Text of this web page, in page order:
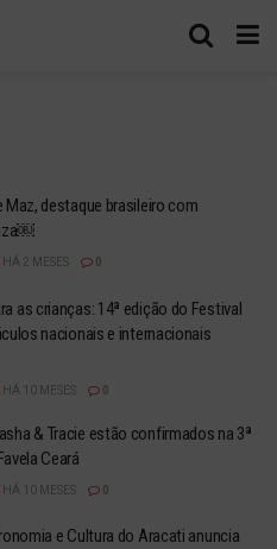
Maz, destaque brasileiro com
HÁ 2 MESES
as crianças: 14ª edição do Festival
nacionais e internacionais
HÁ 10 MESES
& Tracie estão confirmados na 3ª
Ceará
HÁ 10 MESES
e Cultura do Aracati anuncia